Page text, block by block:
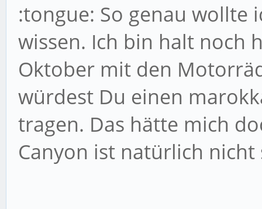
:tongue: So genau wollte
wissen. Ich bin halt noch
Oktober mit den
würdest Du einen
tragen. Das hätte mich
Canyon ist natürlich nicht